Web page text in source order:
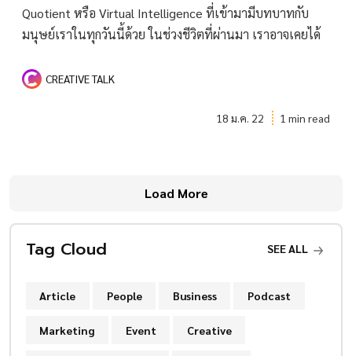
Quotient หรือ Virtual Intelligence ที่เข้ามามีบทบาทกับ
มนุษย์เราในทุกวันนี้ด้วย ในช่วงชีวิตที่ผ่านมา เราอาจเคยได้
CREATIVE TALK
18 ม.ค. 22 1 min read
Load More
Tag Cloud SEE ALL
Article People Business Podcast
Marketing Event Creative